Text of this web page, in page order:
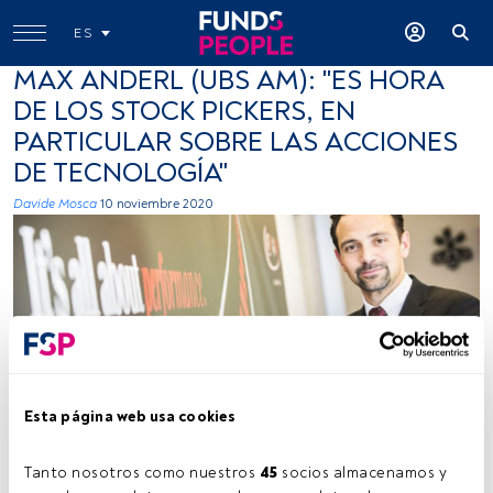
Esta página web usa cookies
Tanto nosotros como nuestros 45 socios almacenamos y
ES
MAX ANDERL (UBS AM): "ES HORA
DE LOS STOCK PICKERS, EN
PARTICULAR SOBRE LAS ACCIONES
DE TECNOLOGÍA"
Davide Mosca 10 noviembre 2020